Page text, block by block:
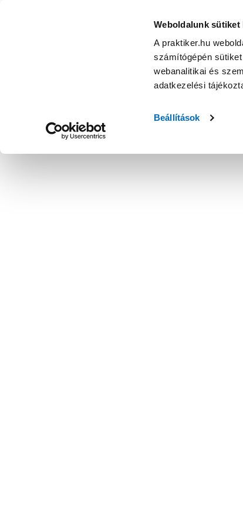
Weboldalunk sütiket
A praktiker.hu
számítógépén
webanalitikai és
adatkezelési
Beállítások